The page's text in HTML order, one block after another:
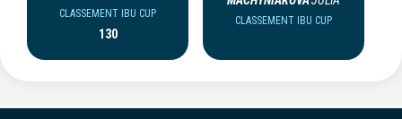
CLASSEMENT IBU CUP
130
CLASSEMENT IBU CUP